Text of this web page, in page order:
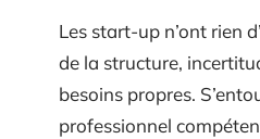
Les start-up n’ont rien
de la structure,
besoins propres.
professionnel